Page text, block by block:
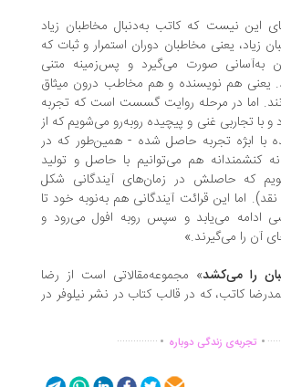
که کاتب به‌دنبال مخاطبان زیاد
مخاطبان دوران استمرار و ثبات که
صورت می‌گیرد و پس‌ز‌مینه متنی
هم نویسنده و هم مخاطب درون میثاق
در مرحله روایت گسست است که تجربه
غنی و پیچیده روبه‌رو می‌شویم که از
تجربه حاصل شده - همین‌طور که در
هم می‌توانیم با حاصل و تولید
حاصلش در زمان‌های آیندگانی شکل
این قرائت آیندگانی هم به‌نوبه خود تا
می‌یابد و سپس روبه افول می‌رود و
می‌گیرند.»
می‌کشد» مجموعه‌مقالاتی است از رضا
كه در قالب كتاب در نشر نیلوفر در
............... .زندگی دوباره